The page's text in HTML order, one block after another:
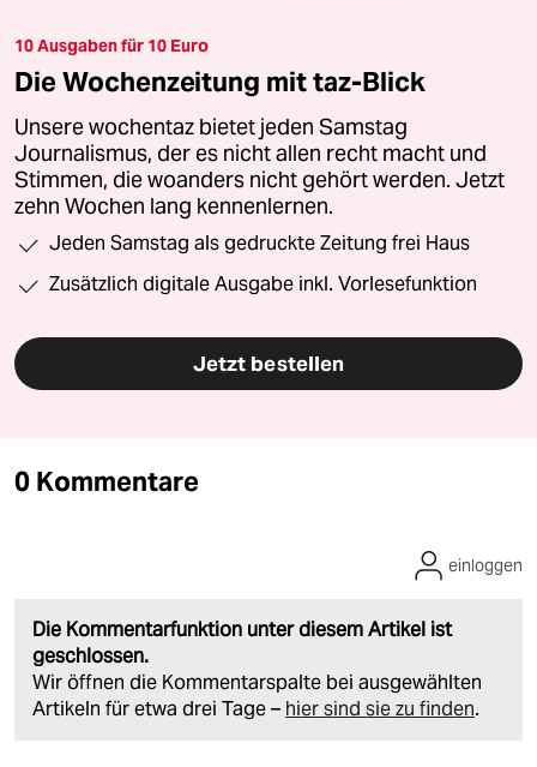
10 Ausgaben für 10 Euro
Die Wochenzeitung mit taz-Blick
Unsere wochentaz bietet jeden Samstag
Journalismus, der es nicht allen recht macht und
Stimmen, die woanders nicht gehört werden. Jetzt
zehn Wochen lang kennenlernen.
Jeden Samstag als gedruckte Zeitung frei Haus
Zusätzlich digitale Ausgabe inkl. Vorlesefunktion
Jetzt bestellen
0 Kommentare
Die Kommentarfunktion unter diesem Artikel ist
geschlossen.
Wir öffnen die Kommentarspalte bei ausgewählten
Artikeln für etwa drei Tage – hier sind sie zu finden.
einloggen